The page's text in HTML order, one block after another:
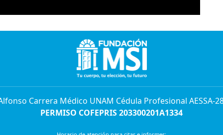
Carrera Médico UNAM Cédula Profesional AESSA-
PERMISO COFEPRIS 203300201A1334